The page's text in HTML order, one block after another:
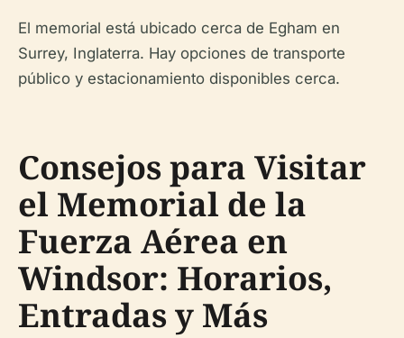
El memorial está ubicado cerca de Egham en
Surrey, Inglaterra. Hay opciones de transporte
público y estacionamiento disponibles cerca.
Consejos para Visitar
el Memorial de la
Fuerza Aérea en
Windsor: Horarios,
Entradas y Más